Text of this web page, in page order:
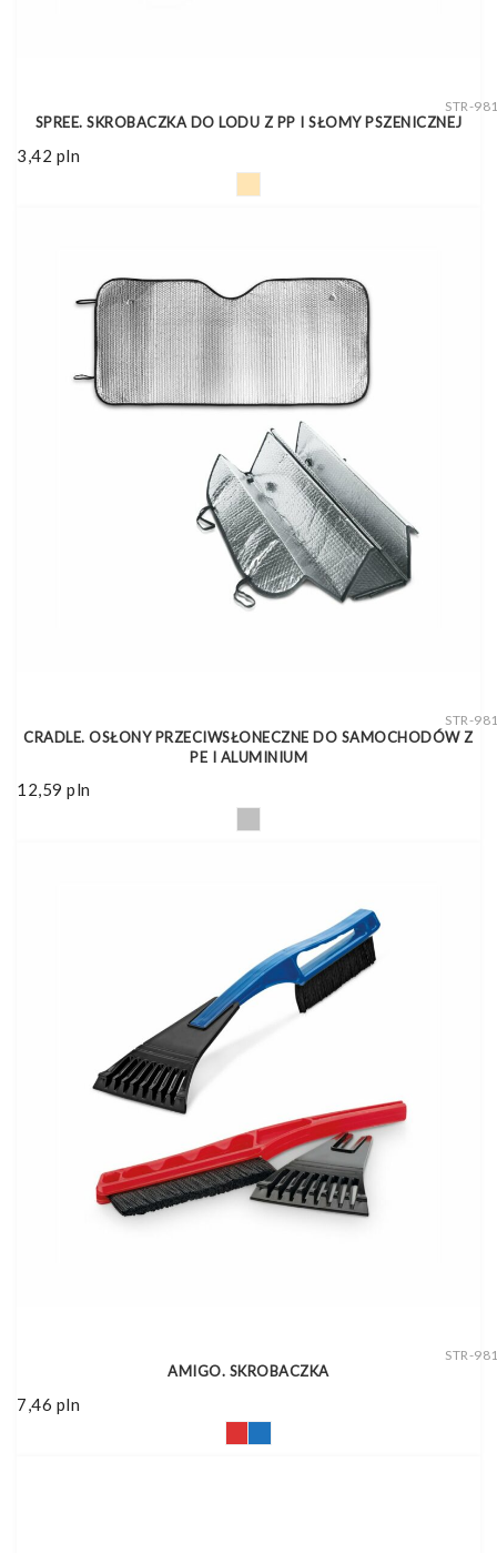
STR-
SPREE. SKROBACZKA DO LODU Z PP I SŁOMY PSZENICZNEJ
3,42 pln
STR-
CRADLE. OSŁONY PRZECIWSŁONECZNE DO SAMOCHODÓW Z
PE I ALUMINIUM
12,59 pln
STR-
AMIGO. SKROBACZKA
7,46 pln